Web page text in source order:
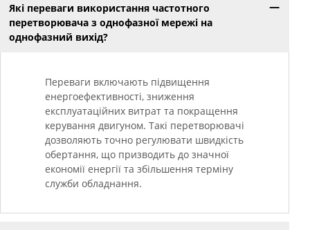
Які переваги використання частотного
перетворювача з однофазної мережі на
однофазний вихід?
Переваги включають підвищення
енергоефективності, зниження
експлуатаційних витрат та покращення
керування двигуном. Такі перетворювачі
дозволяють точно регулювати швидкість
обертання, що призводить до значної
економії енергії та збільшення терміну
служби обладнання.